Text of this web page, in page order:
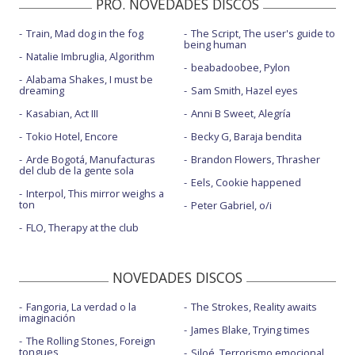
PRO. NOVEDADES DISCOS
Train, Mad dog in the fog
Natalie Imbruglia, Algorithm
Alabama Shakes, I must be
dreaming
Kasabian, Act III
Tokio Hotel, Encore
Arde Bogotá, Manufacturas
del club de la gente sola
Interpol, This mirror weighs a
ton
FLO, Therapy at the club
The Script, The user's guide to
being human
beabadoobee, Pylon
Sam Smith, Hazel eyes
Anni B Sweet, Alegría
Becky G, Baraja bendita
Brandon Flowers, Thrasher
Eels, Cookie happened
Peter Gabriel, o/i
NOVEDADES DISCOS
Fangoria, La verdad o la
imaginación
The Rolling Stones, Foreign
tongues
The Strokes, Reality awaits
James Blake, Trying times